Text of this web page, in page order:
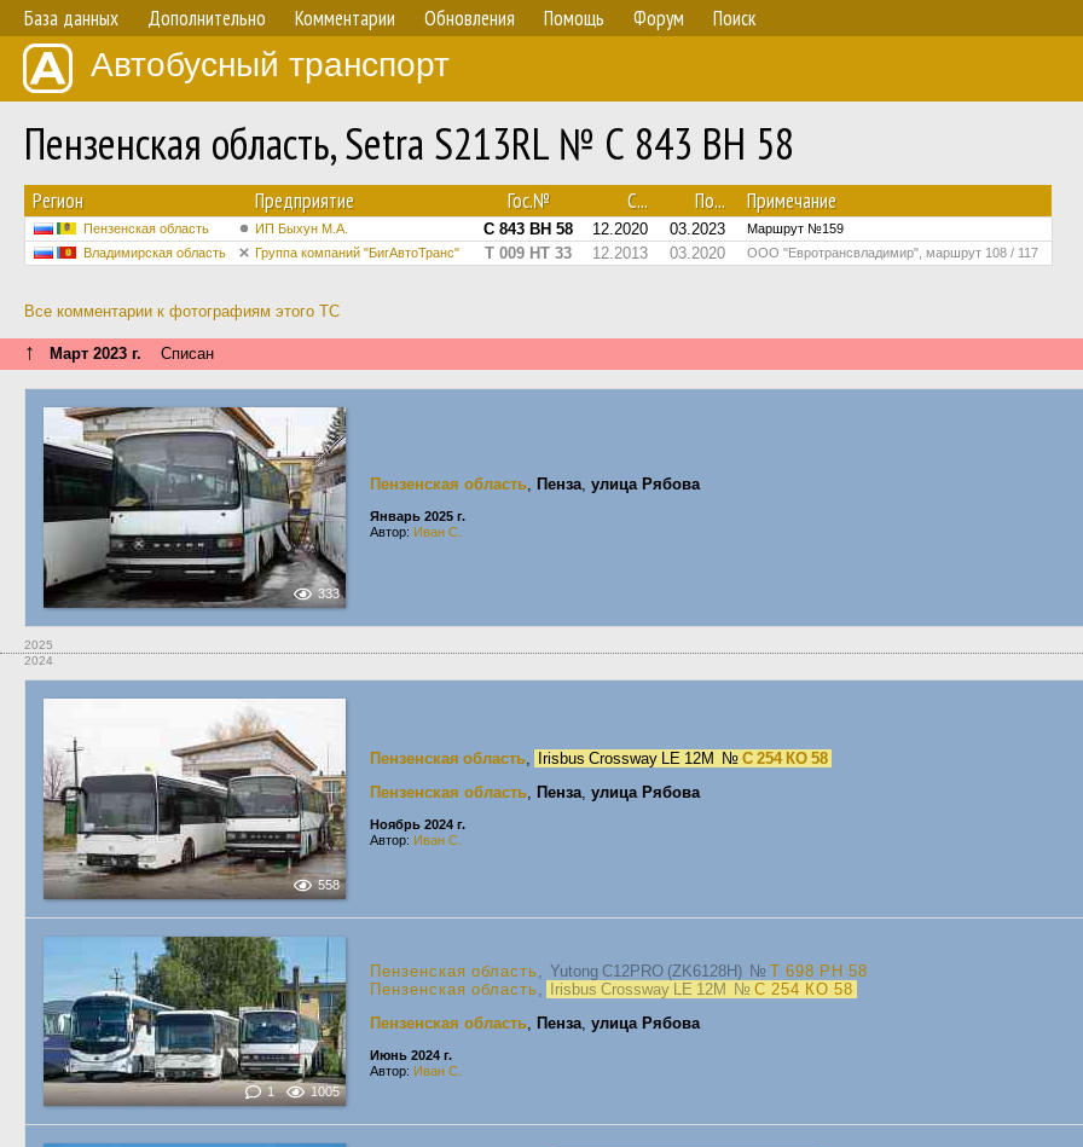
База данных Дополнительно Комментарии Обновления Помощь Форум Поиск
Автобусный транспорт
Пензенская область, Setra S213RL № С 843 ВН 58
Регион Предприятие Гос.№ С... По... Примечание
Пензенская область ИП Быхун М.А. С 843 ВН 58 12.2020 03.2023
Маршрут №159
Владимирская область
Группа компаний "БигАвтоТранс" Т 009 НТ 33 12.2013 03.2020 ООО "Евротрансвладимир", маршрут 108 / 117
Все комментарии к фотографиям этого ТС
↑ Март 2023 г. Списан
333
Пензенская область, Пенза, улица Рябова
Январь 2025 г.
Автор: Иван С.
2025
2024
558
Пензенская область, Irisbus Crossway LE 12M № С 254 КО 58
Пензенская область, Пенза, улица Рябова
Ноябрь 2024 г.
Автор: Иван С.
1 1005
Пензенская область, Yutong C12PRO (ZK6128H) № Т 698 РН 58
Пензенская область, Irisbus Crossway LE 12M № С 254 КО 58
Пензенская область, Пенза, улица Рябова
Июнь 2024 г.
Автор: Иван С.